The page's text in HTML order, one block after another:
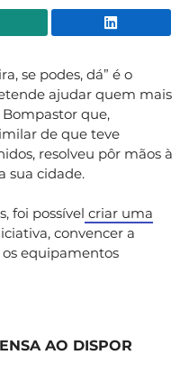
WhatsApp
se podes, dá” é o
ajudar quem mais
que,
de que teve
resolveu pôr mãos à
sua cidade.
foi possível criar uma
convencer a
equipamentos
AO DISPOR